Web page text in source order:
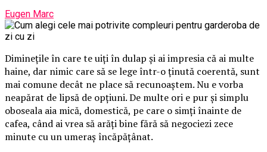
Eugen Marc
Diminețile în care te uiți în dulap și ai impresia că ai multe
haine, dar nimic care să se lege într-o ținută coerentă, sunt
mai comune decât ne place să recunoaștem. Nu e vorba
neapărat de lipsă de opțiuni. De multe ori e pur și simplu
oboseala aia mică, domestică, pe care o simți înainte de
cafea, când ai vrea să arăți bine fără să negociezi zece
minute cu un umeraș încăpățânat.